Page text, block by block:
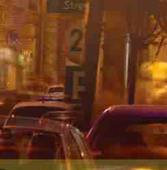
Konferencje